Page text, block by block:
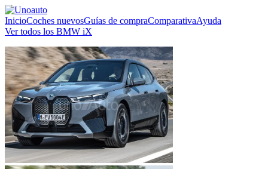
InicioCoches nuevosGuías de compraComparativaAyuda
Ver todos los BMW iX